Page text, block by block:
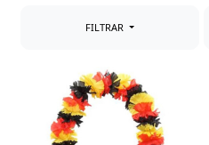
MAQUILLAJE
FILTRAR